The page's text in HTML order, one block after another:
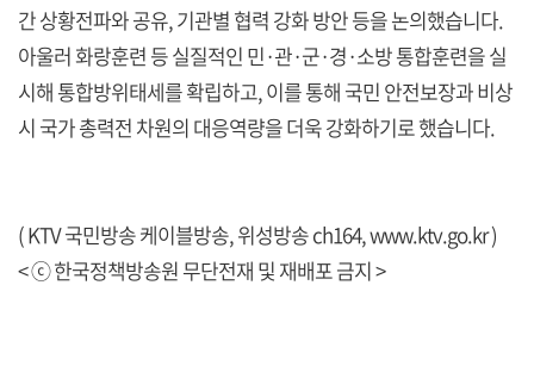
간 상황전파와 공유, 기관별 협력 강화 방안 등을 논의했습니다.
아울러 화랑훈련 등 실질적인 민·관·군·경·소방 통합훈련을 실
시해 통합방위태세를 확립하고, 이를 통해 국민 안전보장과 비상
시 국가 총력전 차원의 대응역량을 더욱 강화하기로 했습니다.
( KTV 국민방송 케이블방송, 위성방송 ch164,www.ktv.go.kr)
< ⓒ 한국정책방송원 무단전재 및 재배포 금지 >